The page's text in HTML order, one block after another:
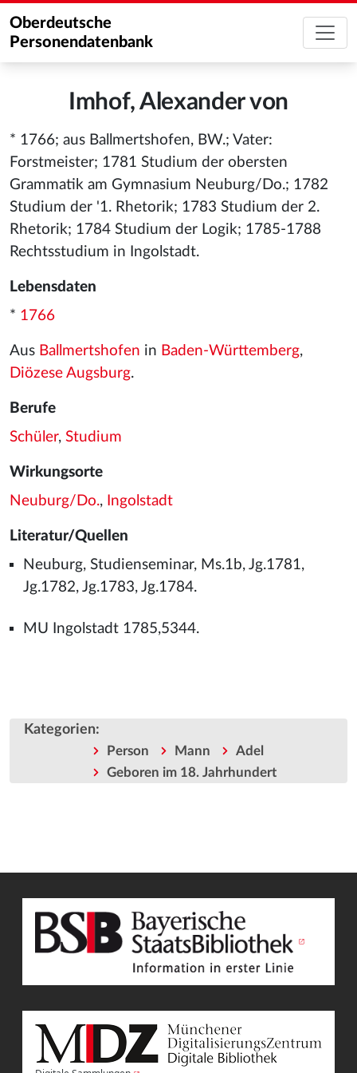
Oberdeutsche
Personendatenbank
Imhof, Alexander von
* 1766; aus Ballmertshofen, BW.; Vater:
Forstmeister; 1781 Studium der obersten
Grammatik am Gymnasium Neuburg/Do.; 1782
Studium der '1. Rhetorik; 1783 Studium der 2.
Rhetorik; 1784 Studium der Logik; 1785-1788
Rechtsstudium in Ingolstadt.
Lebensdaten
* 1766
Aus Ballmertshofen in Baden-Württemberg,
Diözese Augsburg.
Berufe
Schüler, Studium
Wirkungsorte
Neuburg/Do., Ingolstadt
Literatur/Quellen
Neuburg, Studienseminar, Ms.1b, Jg.1781,
Jg.1782, Jg.1783, Jg.1784.
MU Ingolstadt 1785,5344.
Kategorien:
Person Mann
Adel
Geboren im 18. Jahrhundert